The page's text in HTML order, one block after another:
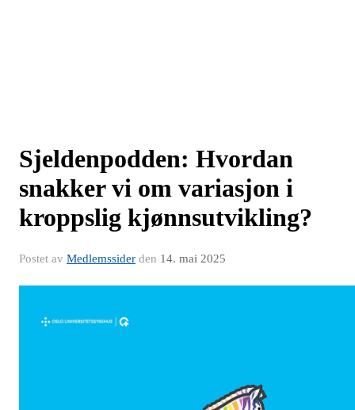
Sjeldenpodden: Hvordan
snakker vi om variasjon i
kroppslig kjønnsutvikling?
Postet av Medlemssider den 14. mai 2025